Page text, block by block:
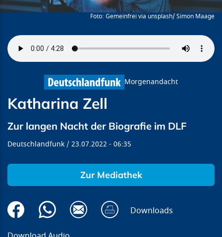
Gemeinfrei via unsplash/ Simon Maage
Morgenandacht
Katharina Zell
Zur langen Nacht der Biografie im DLF
Deutschlandfunk 23.07.2022 06:35
Zur Mediathek
Downloads